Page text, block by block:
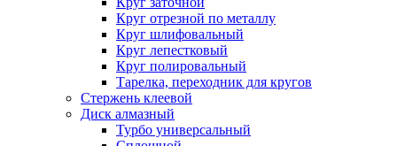
Круг отрезной по металлу
Круг шлифовальный
Круг лепестковый
Круг полировальный
Тарелка, переходник для кругов
Стержень клеевой
Диск алмазный
Турбо универсальный